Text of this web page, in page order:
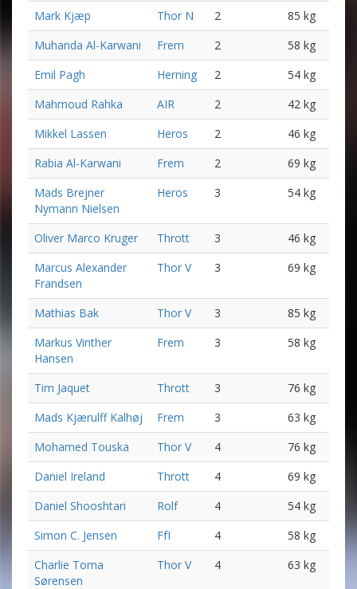
Mark Kjæp
Thor N 2
85 kg
Muhanda Al-Karwani
Frem 2
58 kg
Emil Pagh
Herning 2
54 kg
Mahmoud Rahka
AIR 2
42 kg
Mikkel Lassen
Heros 2
46 kg
Rabia Al-Karwani
Frem 2
69 kg
Mads Brejner
Nymann Nielsen
Heros 3 54 kg
Oliver Marco Kruger Thrott 3
46 kg
Marcus Alexander
Frandsen
Thor V 3 69 kg
Mathias Bak Thor V 3
85 kg
Markus Vinther
Hansen
Frem 3 58 kg
Tim Jaquet Thrott 3
76 kg
Mads Kjærulff Kalhøj
Frem 3
63 kg
Mohamed Touska
Thor V 4
76 kg
Daniel Ireland
Thrott 4
69 kg
Daniel Shooshtari
Rolf 4
54 kg
Simon C. Jensen
FfI 4
58 kg
Charlie Toma
Sørensen
Thor V 4 63 kg